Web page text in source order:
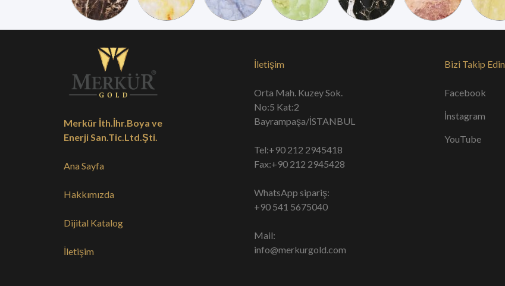
Merkür İth.İhr.Boya ve
Enerji San.Tic.Ltd.Şti.
Ana Sayfa
Hakkımızda
Dijital Katalog
İletişim
İletişim
Orta Mah. Kuzey Sok.
No:5 Kat:2
Bayrampaşa/İSTANBUL
Tel:+90 212 2945418
Fax:+90 212 2945428
WhatsApp sipariş:
+90 541 5675040
Mail:
info@merkurgold.com
Bizi Takip Edin
Facebook
İnstagram
YouTube